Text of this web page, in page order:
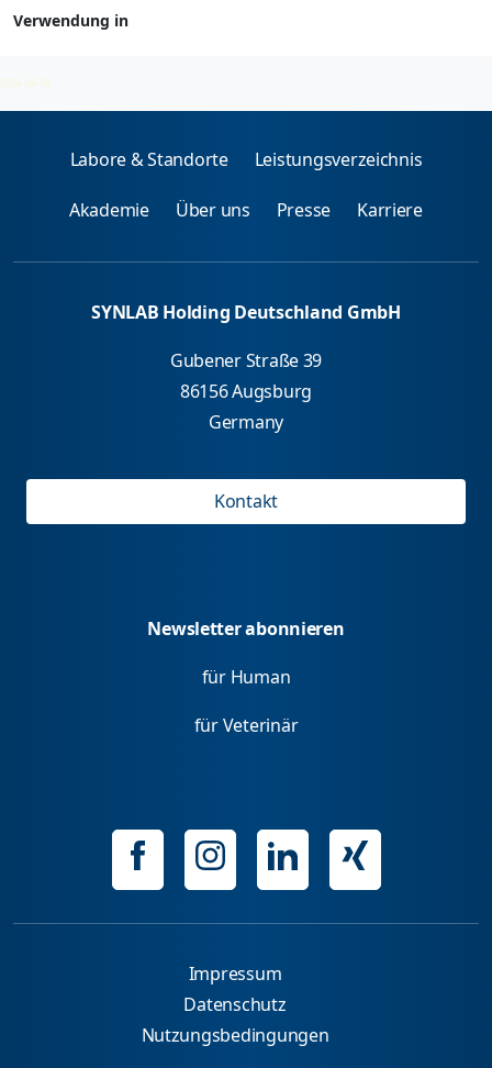
Verwendung in
2026-08-08
Labore & Standorte Leistungsverzeichnis
Akademie Über uns Presse Karriere
SYNLAB Holding Deutschland GmbH
Gubener Straße 39
86156 Augsburg
Germany
Kontakt
Newsletter abonnieren
für Human
für Veterinär
Impressum
Datenschutz
Nutzungsbedingungen